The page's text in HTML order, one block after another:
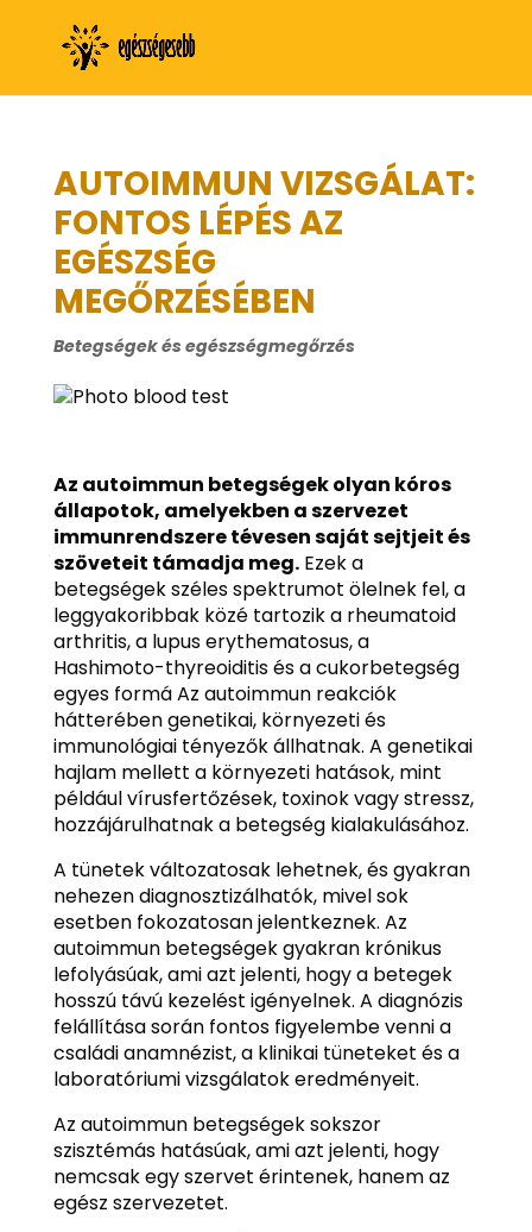
AUTOIMMUN VIZSGÁLAT:
FONTOS LÉPÉS AZ
EGÉSZSÉG
MEGŐRZÉSÉBEN
Betegségek és egészségmegőrzés
Az autoimmun betegségek olyan kóros
állapotok, amelyekben a szervezet
immunrendszere tévesen saját sejtjeit és
szöveteit támadja meg.Ezek a
betegségek széles spektrumot ölelnek fel, a
leggyakoribbak közé tartozik a rheumatoid
arthritis, a lupus erythematosus, a
Hashimoto-thyreoiditis és a cukorbetegség
egyes formá Az autoimmun reakciók
hátterében genetikai, környezeti és
immunológiai tényezők állhatnak. A genetikai
hajlam mellett a környezeti hatások, mint
például vírusfertőzések, toxinok vagy stressz,
hozzájárulhatnak a betegség kialakulásához.
A tünetek változatosak lehetnek, és gyakran
nehezen diagnosztizálhatók, mivel sok
esetben fokozatosan jelentkeznek. Az
autoimmun betegségek gyakran krónikus
lefolyásúak, ami azt jelenti, hogy a betegek
hosszú távú kezelést igényelnek. A diagnózis
felállítása során fontos figyelembe venni a
családi anamnézist, a klinikai tüneteket és a
laboratóriumi vizsgálatok eredményeit.
Az autoimmun betegségek sokszor
szisztémás hatásúak, ami azt jelenti, hogy
nemcsak egy szervet érintenek, hanem az
egész szervezetet.